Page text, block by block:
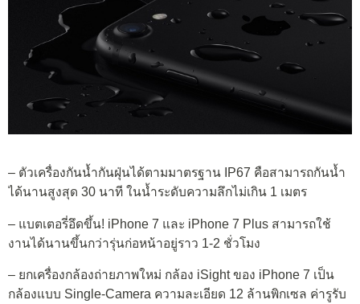
– ตัวเครื่องกันน้ำกันฝุ่นได้ตามมาตรฐาน IP67 คือสามารถกันน้ำ
ได้นานสูงสุด 30 นาที ในน้ำระดับความลึกไม่เกิน 1 เมตร
– แบตเตอรี่อึดขึ้น! iPhone 7 และ iPhone 7 Plus สามารถใช้
งานได้นานขึ้นกว่ารุ่นก่อหน้าอยู่ราว 1-2 ชั่วโมง
– ยกเครื่องกล้องถ่ายภาพใหม่ กล้อง iSight ของ iPhone 7 เป็น
กล้องแบบ Single-Camera ความละเอียด 12 ล้านพิกเซล ค่ารูรับ